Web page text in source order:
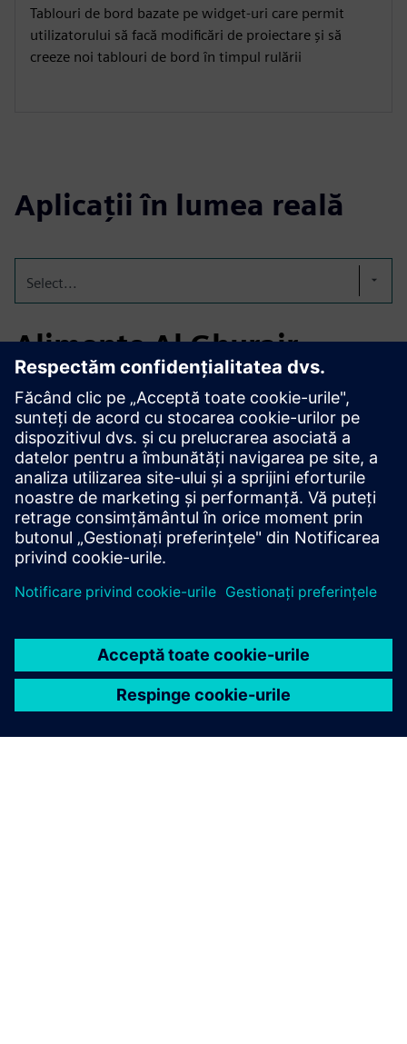
Tablouri de bord bazate pe widget-uri care permit
utilizatorului să facă modificări de proiectare și să
creeze noi tablouri de bord în timpul rulării
Aplicații în lumea reală
Select...
Alimente Al Ghurair
Înființată în 1976, Al Ghurair Foods este un important
producător de alimente cu sediul în Emiratele Arabe Unite.
În 2024, Al Ghurair Foods a colaborat cu Teknologix pentru
a implementa Siemens Energy Manager PRO pentru
gestionarea centralizată a energiei în fabricile sale de făină,
rafinăriile de zahăr, hrana pentru animale, producția de ouă
și fabricile de procesare a uleiului.